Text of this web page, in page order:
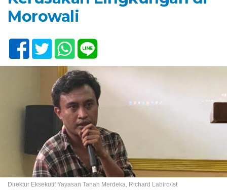
Morowali
Direktur Eksekutif Yayasan Tanah Merdeka, Richard Labiro/Ist